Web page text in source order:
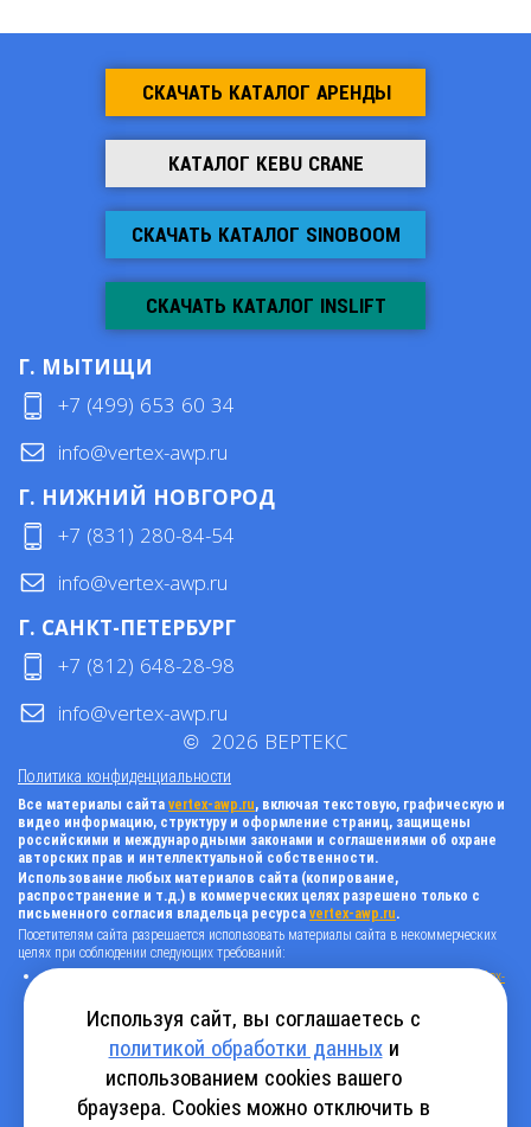
СКАЧАТЬ КАТАЛОГ АРЕНДЫ
КАТАЛОГ KEBU CRANE
СКАЧАТЬ КАТАЛОГ SINOBOOM
СКАЧАТЬ КАТАЛОГ INSLIFT
Г. МЫТИЩИ
+7 (499) 653 60 34
info@vertex-awp.ru
Г. НИЖНИЙ НОВГОРОД
+7 (831) 280-84-54
info@vertex-awp.ru
Г. САНКТ-ПЕТЕРБУРГ
+7 (812) 648-28-98
info@vertex-awp.ru
Политика конфиденциальности
© 2026 ВЕРТЕКС
Все материалы сайта vertex-awp.ru, включая текстовую, графическую и
видео информацию, структуру и оформление страниц, защищены
российскими и международными законами и соглашениями об охране
авторских прав и интеллектуальной собственности.
Использование любых материалов сайта (копирование,
распространение и т.д.) в коммерческих целях разрешено только с
письменного согласия владельца ресурса vertex-awp.ru.
Посетителям сайта разрешается использовать материалы сайта в некоммерческих
целях при соблюдении следующих требований:
поставить прямую активную гиперссылку на оригинал в виде: «источник
vertex-
системами, т.е. запрещено применять «noindex», «nofollow» и любые другие
способы, нельзя использовать редирект в ссылках;
все ссылки, имеющиеся в тексте материала, должны оставаться в неизменном
виде и быть прямыми и активными;
в случае регулярного использования материалов сайтаvertex-awp.ru
активная ссылка на ресурс должна быть размещена на главной странице вашего
сайта (в любом видимом месте).
Используя сайт, вы соглашаетесь с
политикой обработки данныхи
использованием cookies вашего
браузера. Cookies можно отключить в